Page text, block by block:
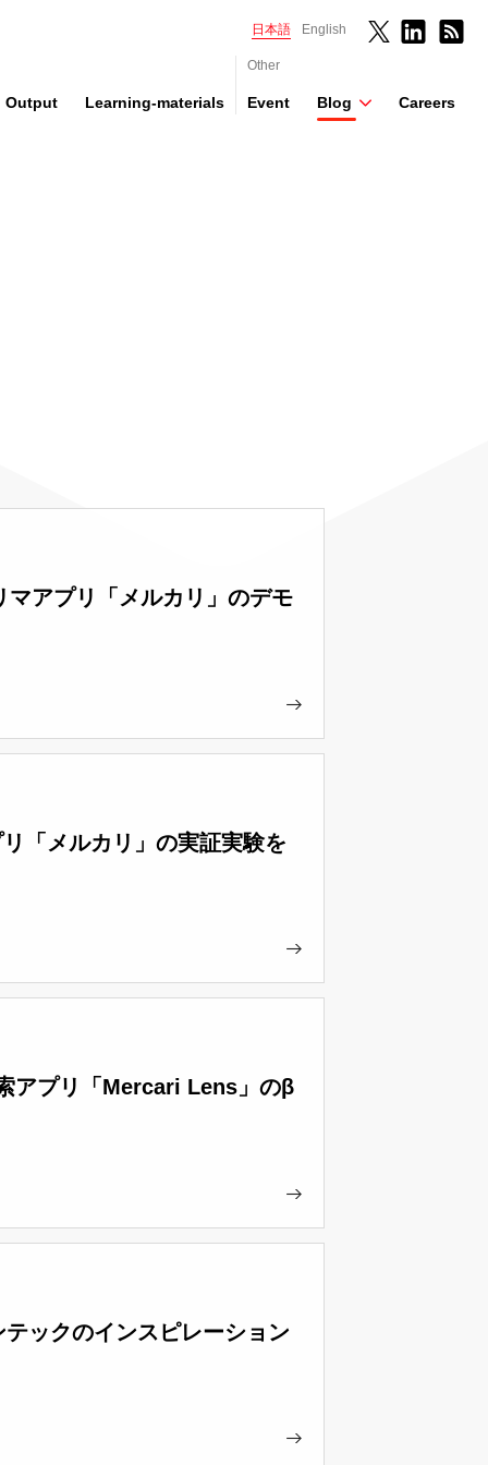
日本語 English
Output Learning-materials
Other
Event Blog Careers
アプリ「メルカリ」のデモ
「メルカリ」の実証実験を
アプリ「Mercari Lens」のβ
ックのインスピレーション